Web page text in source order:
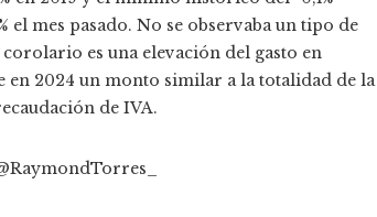
mes pasado. No se observaba un tipo de
es una elevación del gasto en
en 2024 un monto similar a la totalidad de la
de IVA.